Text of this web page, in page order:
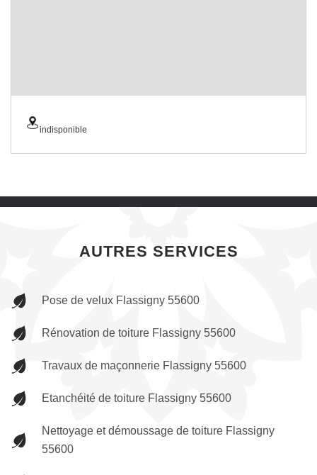
indisponible
AUTRES SERVICES
Pose de velux Flassigny 55600
Rénovation de toiture Flassigny 55600
Travaux de maçonnerie Flassigny 55600
Etanchéité de toiture Flassigny 55600
Nettoyage et démoussage de toiture Flassigny
55600